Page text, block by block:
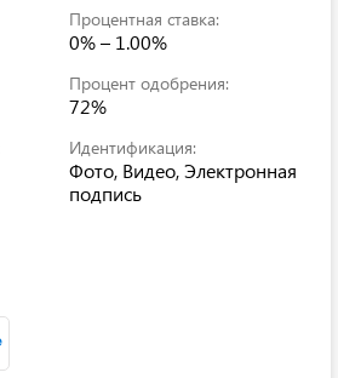
Процентная ставка:
0% – 1.00%
Процент одобрения:
72%
Идентификация:
Фото, Видео, Электронная
подпись